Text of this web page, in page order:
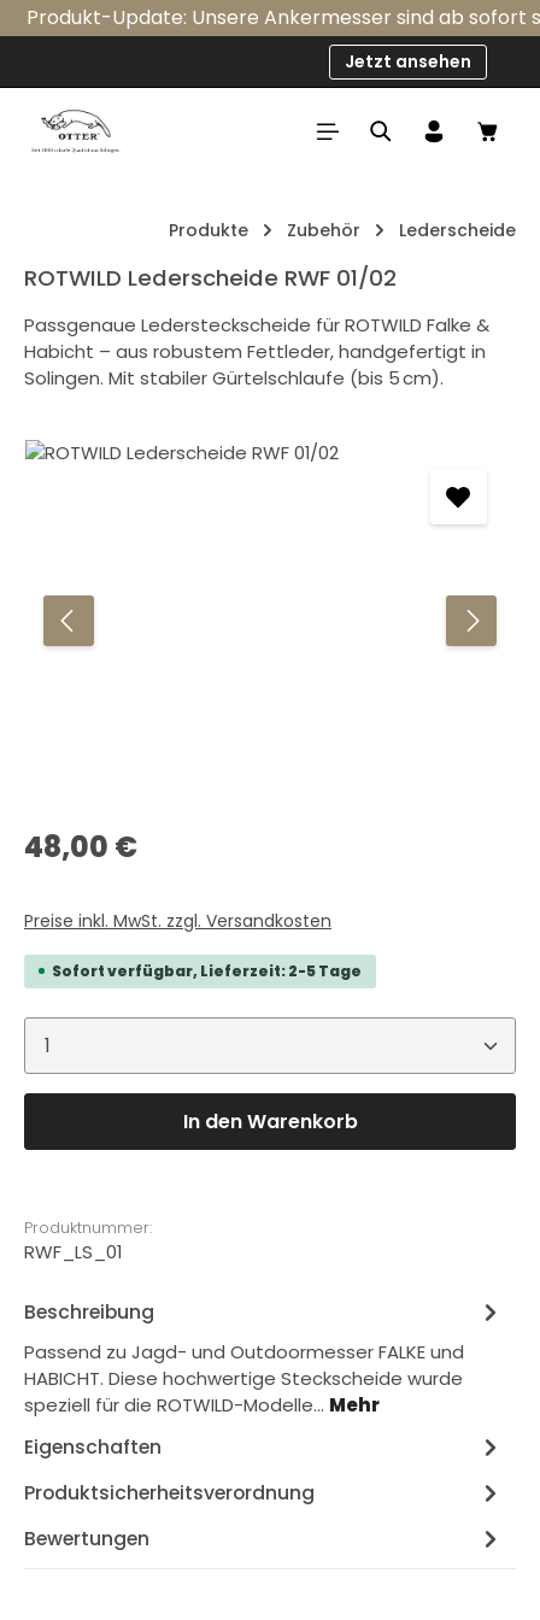
Zum Hauptinhalt springen
Produkt-Update: Unsere Ankermesser sind ab sofort
Jetzt ansehen
Produkte Zubehör Lederscheide
ROTWILD Lederscheide RWF 01/02
Passgenaue Ledersteckscheide für ROTWILD Falke &
Habicht – aus robustem Fettleder, handgefertigt in
Solingen. Mit stabiler Gürtelschlaufe (bis 5 cm).
Bildergalerie überspringen
Regulärer Preis:
48,00 €
Preise inkl. MwSt. zzgl. Versandkosten
Sofort verfügbar, Lieferzeit: 2-5 Tage
Produkt Anzahl: Gib den gewünschten Wert
In den Warenkorb
Produktnummer:
RWF_LS_01
Beschreibung
Passend zu Jagd- und Outdoormesser FALKE und
HABICHT. Diese hochwertige Steckscheide wurde
speziell für die ROTWILD-Modelle… Mehr
Eigenschaften
Produktsicherheitsverordnung
Bewertungen